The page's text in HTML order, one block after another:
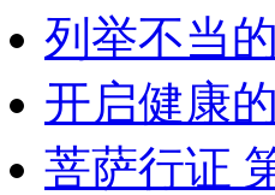
列举不当
开启健康
菩萨行证